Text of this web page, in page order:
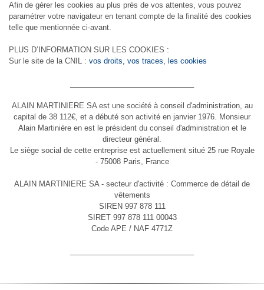
Afin de gérer les cookies au plus près de vos attentes, vous pouvez
paramétrer votre navigateur en tenant compte de la finalité des cookies
telle que mentionnée ci-avant.
PLUS D’INFORMATION SUR LES COOKIES :
Sur le site de la CNIL : vos droits, vos traces, les cookies
ALAIN MARTINIERE SA est une société à conseil d'administration, au
capital de 38 112€, et a débuté son activité en janvier 1976. Monsieur
Alain Martinière en est le président du conseil d'administration et le
directeur général.
Le siège social de cette entreprise est actuellement situé 25 rue Royale
- 75008 Paris, France
ALAIN MARTINIERE SA - secteur d'activité : Commerce de détail de
vêtements
SIREN 997 878 111
SIRET 997 878 111 00043
Code APE / NAF 4771Z